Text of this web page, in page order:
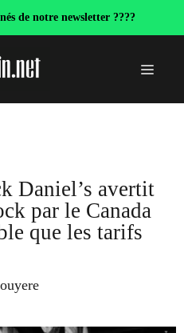
de notre newsletter ????
Menu
Daniel’s avertit
par le Canada
que les tarifs